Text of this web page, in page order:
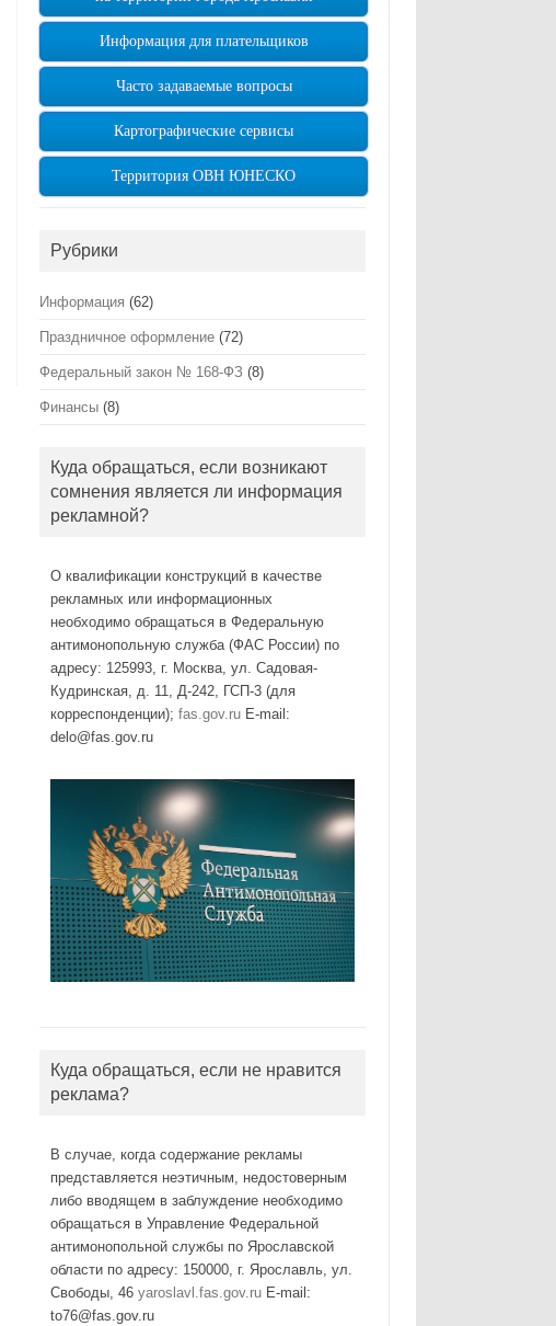
Информация для плательщиков
Часто задаваемые вопросы
Картографические сервисы
Территория ОВН ЮНЕСКО
Рубрики
Информация (62)
Праздничное оформление (72)
Федеральный закон № 168-ФЗ (8)
Финансы (8)
Куда обращаться, если возникают
сомнения является ли информация
рекламной?
О квалификации конструкций в качестве
рекламных или информационных
необходимо обращаться в Федеральную
антимонопольную служба (ФАС России) по
адресу: 125993, г. Москва, ул. Садовая-
Кудринская, д. 11, Д-242, ГСП-3 (для
корреспонденции);fas.gov.ru E-mail:
delo@fas.gov.ru
Куда обращаться, если не нравится
реклама?
В случае, когда содержание рекламы
представляется неэтичным, недостоверным
либо вводящем в заблуждение необходимо
обращаться в Управление Федеральной
антимонопольной службы по Ярославской
области по адресу: 150000, г. Ярославль, ул.
Свободы, 46yaroslavl.fas.gov.ru E-mail:
to76@fas.gov.ru